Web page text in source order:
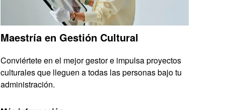
Maestría en Gestión Cultural
Conviértete en el mejor gestor e impulsa proyectos
culturales que lleguen a todas las personas bajo tu
administración.